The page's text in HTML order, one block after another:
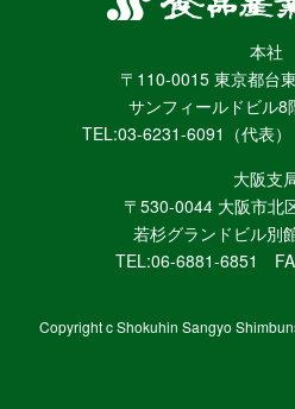
産
業
新
聞
社
ニ
ュ
ー
本社
〒110-0015 東京都台
サンフィールドビル8
TEL:03-6231-6091（代表
大阪支
〒530-0044 大阪市北
若杉グランドビル別
TEL:06-6881-6851
Copyright c Shokuhin Sangyo